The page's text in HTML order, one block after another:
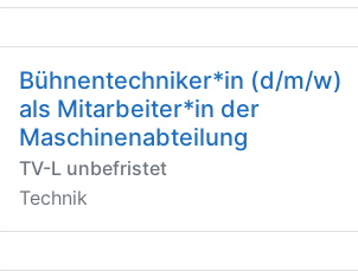
Bühnentechniker*in (d/m/w)
als Mitarbeiter*in der
Maschinenabteilung
TV-L unbefristet
Technik